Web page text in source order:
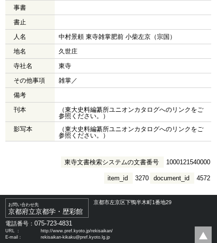
事書
書止
人名
中村景頼 東寺雑掌肥前 小柴左京（宗国）
地名
久世庄
寺社名
東寺
その他事項
雑掌／
備考
刊本
（東大史料編纂所ユニオンカタログへのリンクをご
参照ください。）
影写本
（東大史料編纂所ユニオンカタログへのリンクをご
参照ください。）
東寺文書検索システムの文書番号 1000121540000
document_id 4572
item_id 3270
お問い合わせ先
京都府立京都学・歴彩館
京都市左京区下鴨半木町1番地29
電話番号：075-723-4831
URL ：
http://www.pref.kyoto.jp/rekisaikan/
E-mail：
rekisaikan-kikaku@pref.kyoto.lg.jp